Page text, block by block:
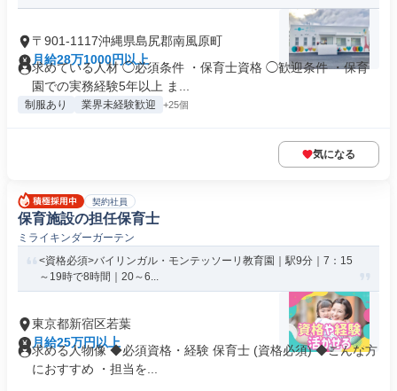
〒901-1117沖縄県島尻郡南風原町
月給28万1000円以上
求めている人材 ◯必須条件 ・保育士資格 ◯歓迎条件 ・保育
園での実務経験5年以上 ま...
制服あり 業界未経験歓迎 +25個
気になる
契約社員
保育施設の担任保育士
ミライキンダーガーテン
<資格必須>バイリンガル・モンテッソーリ教育園｜駅9分｜7：15
～19時で8時間｜20～6...
東京都新宿区若葉
月給25万円以上
求める人物像 ◆必須資格・経験 保育士 (資格必須) ◆こんな方
におすすめ ・担当を...